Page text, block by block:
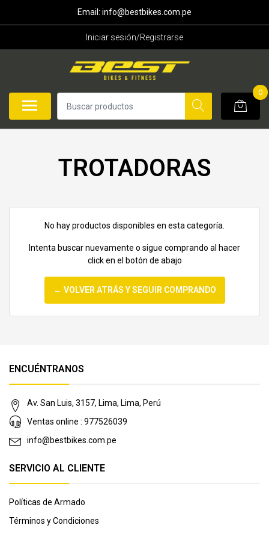
Email: info@bestbikes.com.pe
Iniciar sesión/Registrarse
0
TROTADORAS
No hay productos disponibles en esta categoría.
Intenta buscar nuevamente o sigue comprando al hacer
click en el botón de abajo
← VOLVER ATRÁS Y SEGUIR COMPRANDO
ENCUÉNTRANOS
Av. San Luis, 3157, Lima, Lima, Perú
Ventas online : 977526039
info@bestbikes.com.pe
SERVICIO AL CLIENTE
Políticas de Armado
Términos y Condiciones